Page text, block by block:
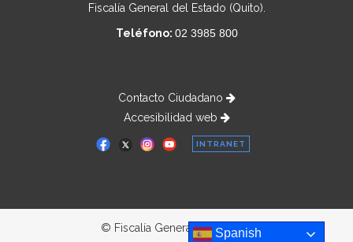
Fiscalía General del Estado (Quito).
Teléfono: 02 3985 800
Contacto Ciudadano
Accesibilidad web
INTRANET
© Fiscalía General del Estado
Spanish